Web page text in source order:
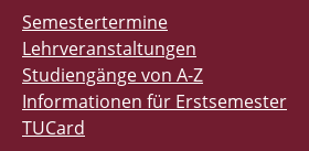
Semestertermine
Lehrveranstaltungen
Studiengänge von A-Z
Informationen für Erstsemester
TUCard